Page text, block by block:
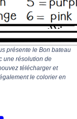
présente le Bon bateau
une résolution de
télécharger et
le colorier en